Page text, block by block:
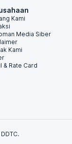
Kami
Media Siber
Kami
& Rate Card